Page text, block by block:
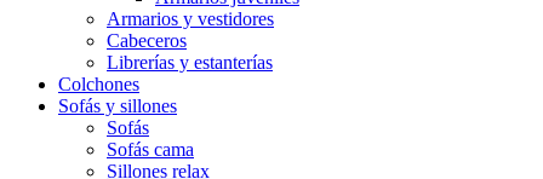
Armarios y vestidores
Cabeceros
Librerías y estanterías
Colchones
Sofás y sillones
Sofás
Sofás cama
Sillones relax